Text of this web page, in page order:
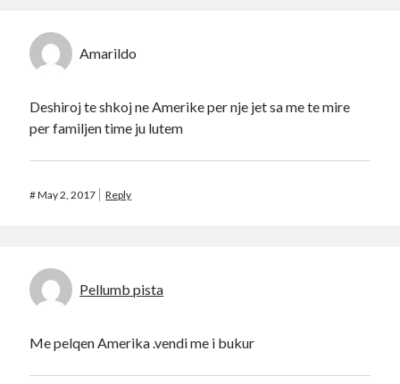
Amarildo
Deshiroj te shkoj ne Amerike per nje jet sa me te mire
per familjen time ju lutem
#May 2, 2017 Reply
Pellumb pista
Me pelqen Amerika .vendi me i bukur